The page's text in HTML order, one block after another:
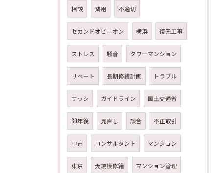
相談 費用 不適切
セカンドオピニオン 横浜 復元工事
ストレス 騒音 タワーマンション
リベート 長期修繕計画 トラブル
サッシ ガイドライン 国土交通省
30年後 見直し 談合 不正取引
中古 コンサルタント マンション
東京 大規模修繕 マンション管理